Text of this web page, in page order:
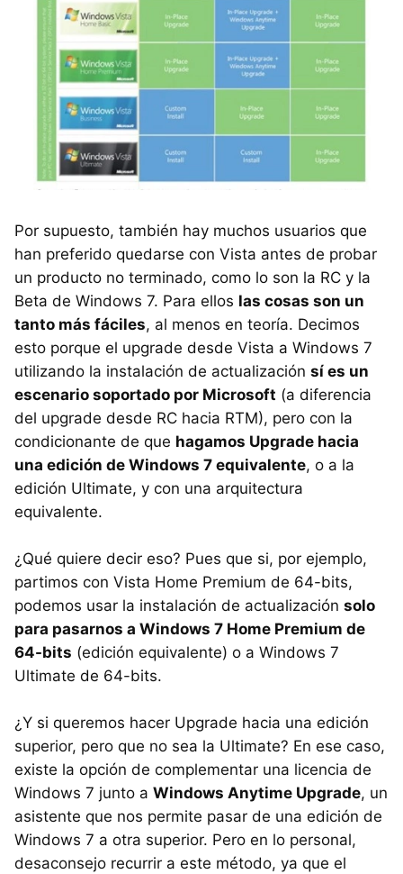
Por supuesto, también hay muchos usuarios que
han preferido quedarse con Vista antes de probar
un producto no terminado, como lo son la RC y la
Beta de Windows 7. Para ellos las cosas son un
tanto más fáciles, al menos en teoría. Decimos
esto porque el upgrade desde Vista a Windows 7
utilizando la instalación de actualización sí es un
escenario soportado por Microsoft (a diferencia
del upgrade desde RC hacia RTM), pero con la
condicionante de que hagamos Upgrade hacia
una edición de Windows 7 equivalente, o a la
edición Ultimate, y con una arquitectura
equivalente.
¿Qué quiere decir eso? Pues que si, por ejemplo,
partimos con Vista Home Premium de 64-bits,
podemos usar la instalación de actualización solo
para pasarnos a Windows 7 Home Premium de
64-bits (edición equivalente) o a Windows 7
Ultimate de 64-bits.
¿Y si queremos hacer Upgrade hacia una edición
superior, pero que no sea la Ultimate? En ese caso,
existe la opción de complementar una licencia de
Windows 7 junto a Windows Anytime Upgrade, un
asistente que nos permite pasar de una edición de
Windows 7 a otra superior. Pero en lo personal,
desaconsejo recurrir a este método, ya que el